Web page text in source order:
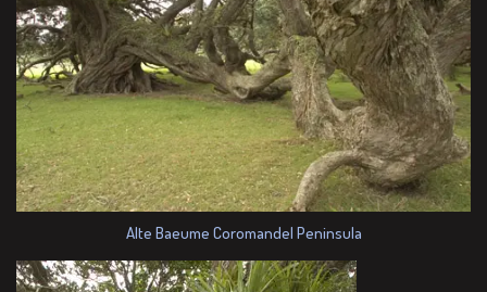
Alte Baeume Coromandel Peninsula